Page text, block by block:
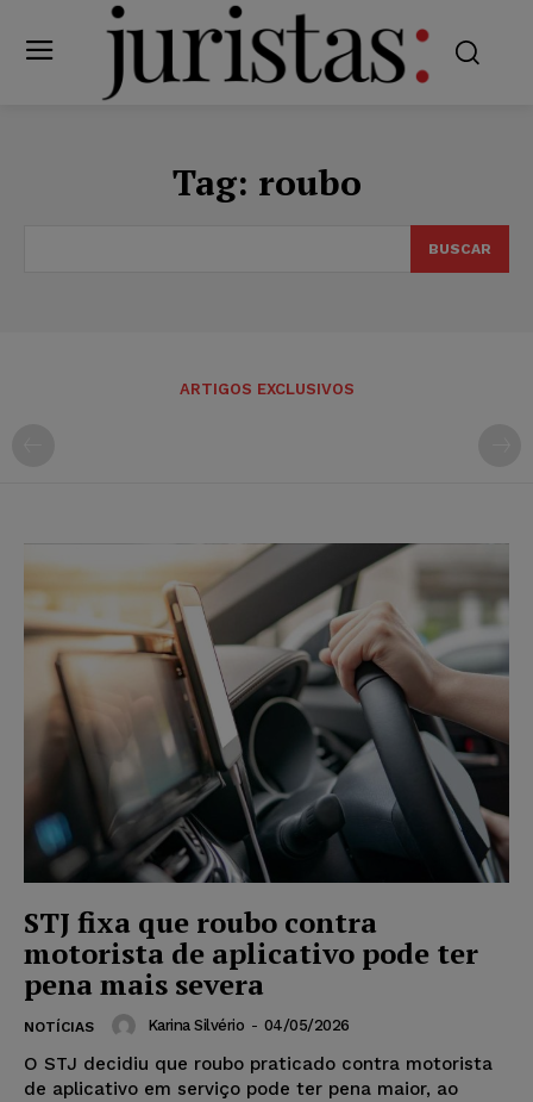
Tag: roubo
BUSCAR
ARTIGOS EXCLUSIVOS
STJ fixa que roubo contra
motorista de aplicativo pode ter
pena mais severa
NOTÍCIAS Karina Silvério - 04/05/2026
O STJ decidiu que roubo praticado contra motorista
de aplicativo em serviço pode ter pena maior, ao